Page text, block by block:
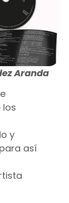
Aranda
los
y
así